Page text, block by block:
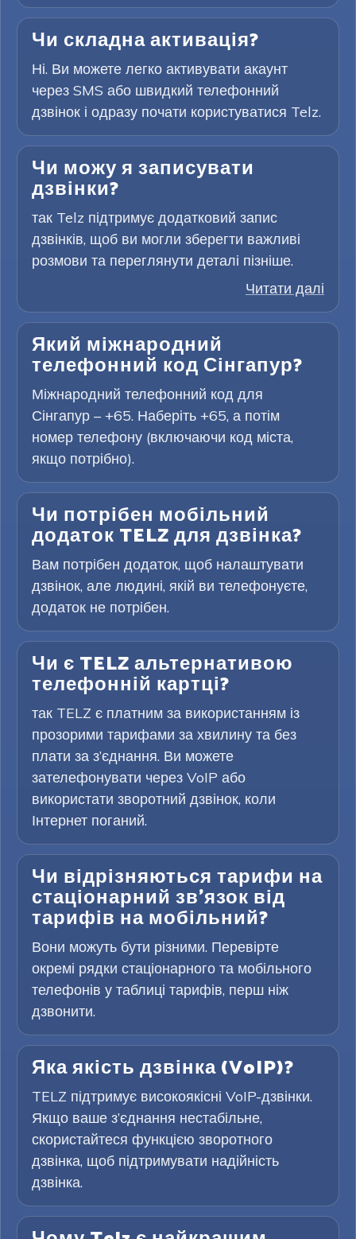
Чи складна активація?
Ні. Ви можете легко активувати акаунт
через SMS або швидкий телефонний
дзвінок і одразу почати користуватися Telz.
Чи можу я записувати
дзвінки?
так Telz підтримує додатковий запис
дзвінків, щоб ви могли зберегти важливі
розмови та переглянути деталі пізніше.
Читати далі
Який міжнародний
телефонний код Сінгапур?
Міжнародний телефонний код для
Сінгапур – +65. Наберіть +65, а потім
номер телефону (включаючи код міста,
якщо потрібно).
Чи потрібен мобільний
додаток TELZ для дзвінка?
Вам потрібен додаток, щоб налаштувати
дзвінок, але людині, якій ви телефонуєте,
додаток не потрібен.
Чи є TELZ альтернативою
телефонній картці?
так TELZ є платним за використанням із
прозорими тарифами за хвилину та без
плати за з’єднання. Ви можете
зателефонувати через VoIP або
використати зворотний дзвінок, коли
Інтернет поганий.
Чи відрізняються тарифи на
стаціонарний зв’язок від
тарифів на мобільний?
Вони можуть бути різними. Перевірте
окремі рядки стаціонарного та мобільного
телефонів у таблиці тарифів, перш ніж
дзвонити.
Яка якість дзвінка (VoIP)?
TELZ підтримує високоякісні VoIP-дзвінки.
Якщо ваше з’єднання нестабільне,
скористайтеся функцією зворотного
дзвінка, щоб підтримувати надійність
дзвінка.